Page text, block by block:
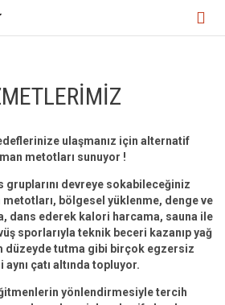

ulaşmanız için alternatif
metotları sunuyor !
gruplarını devreye sokabileceğiniz
bölgesel yüklenme, denge ve
dans ederek kalori harcama, sauna ile
sporlarıyla teknik beceri kazanıp yağ
düzeyde tutma gibi birçok egzersiz
çatı altında topluyor.
yönlendirmesiyle tercih